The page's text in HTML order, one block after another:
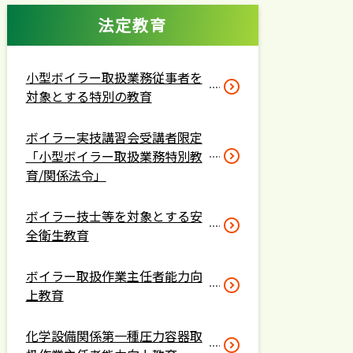
法定教育
小型ボイラー取扱業務従事者を
対象とする特別の教育
ボイラー実技講習会受講者限定
「小型ボイラー取扱業務特別教
育/関係法令」
ボイラー技士等を対象とする安
全衛生教育
ボイラー取扱作業主任者能力向
上教育
化学設備関係第一種圧力容器取